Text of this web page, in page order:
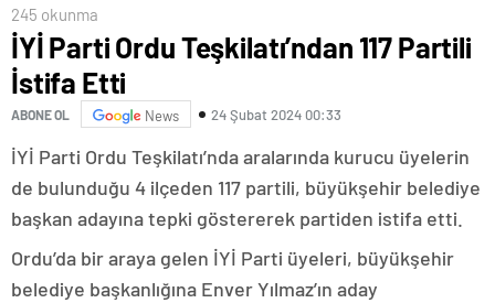
245 okunma
İYİ Parti Ordu Teşkilatı’ndan 117 Partili
İstifa Etti
ABONE OL News 24 Şubat 2024 00:33
İYİ Parti Ordu Teşkilatı’nda aralarında kurucu üyelerin
de bulunduğu 4 ilçeden 117 partili, büyükşehir belediye
başkan adayına tepki göstererek partiden istifa etti.
Ordu’da bir araya gelen İYİ Parti üyeleri, büyükşehir
belediye başkanlığına Enver Yılmaz’ın aday